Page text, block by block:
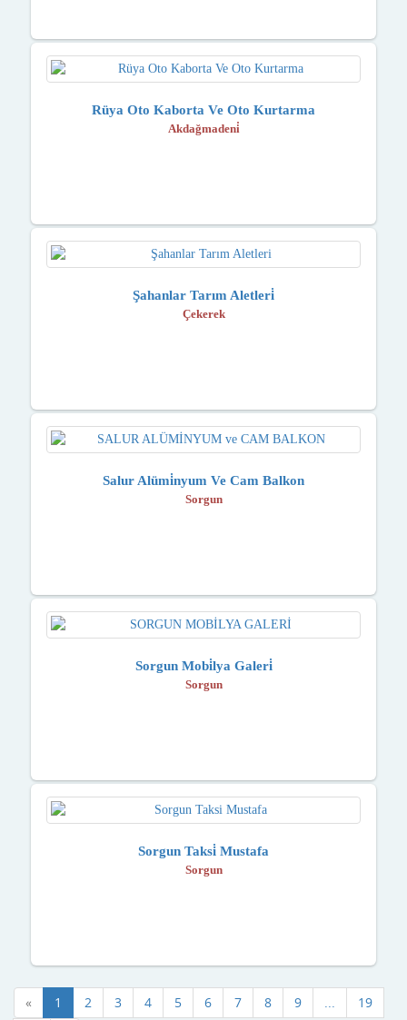
Rüya Oto Kaborta Ve Oto Kurtarma
Akdağmadeni̇
Şahanlar Tarım Aletleri̇
Çekerek
Salur Alümi̇nyum Ve Cam Balkon
Sorgun
Sorgun Mobi̇lya Galeri̇
Sorgun
Sorgun Taksi̇ Mustafa
Sorgun
« 1 2 3 4 5 6 7 8 9
19